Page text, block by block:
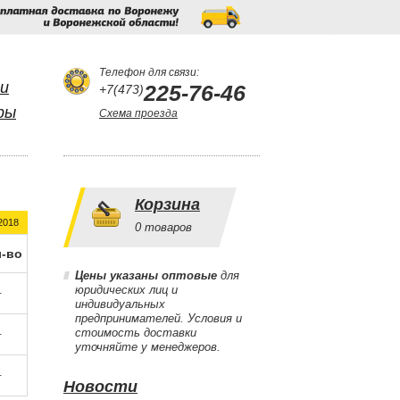
во
Телефон для связи:
+7(473)225-76-46
Схема проезда
Корзина
0 товаров
Цены указаны оптовые для
юридических лиц и
индивидуальных
предпринимателей. Условия и
стоимость доставки
уточняйте у менеджеров.
Новости